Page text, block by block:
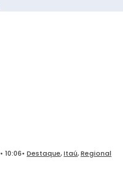
• 10:06• Destaque,Itaú,Regional